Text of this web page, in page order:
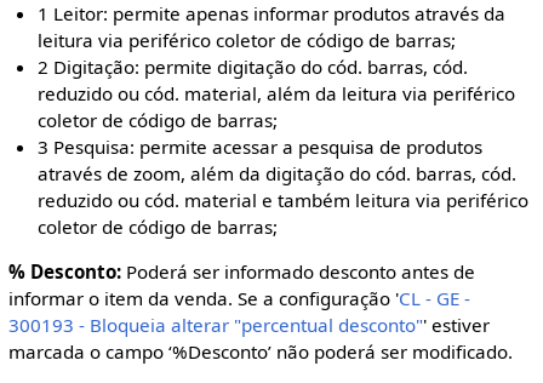
1 Leitor: permite apenas informar produtos através da
leitura via periférico coletor de código de barras;
2 Digitação: permite digitação do cód. barras, cód.
reduzido ou cód. material, além da leitura via periférico
coletor de código de barras;
3 Pesquisa: permite acessar a pesquisa de produtos
através de zoom, além da digitação do cód. barras, cód.
reduzido ou cód. material e também leitura via periférico
coletor de código de barras;
% Desconto: Poderá ser informado desconto antes de
informar o item da venda. Se a configuração 'CL - GE -
300193 - Bloqueia alterar "percentual desconto"' estiver
marcada o campo ‘%Desconto’ não poderá ser modificado.